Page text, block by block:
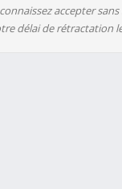
accepter
délai de